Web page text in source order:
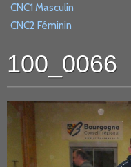
CNC1 Masculin
CNC2 Féminin
100_0066